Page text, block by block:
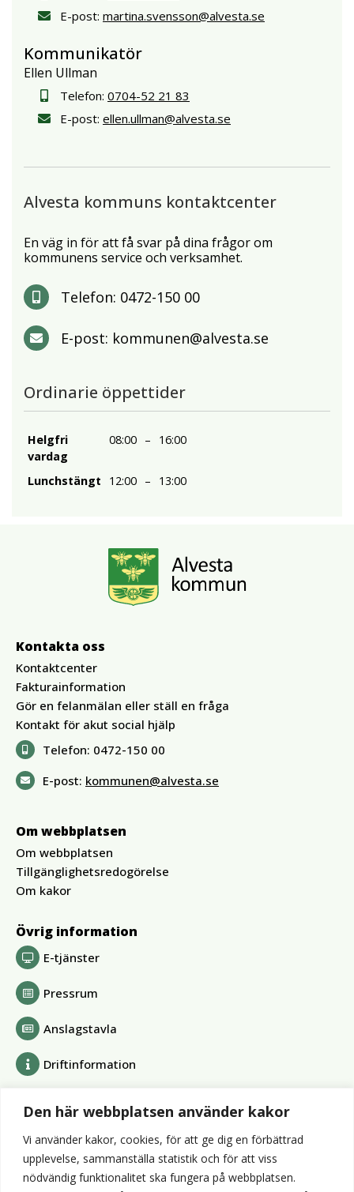
Den här webbplatsen använder kakor
Vi använder kakor, cookies, för att ge dig en förbättrad
upplevelse, sammanställa statistik och för att viss
nödvändig funktionalitet ska fungera på webbplatsen.
E-post: martina.svensson@alvesta.se
Kommunikatör
Ellen Ullman
Telefon: 0704-52 21 83
E-post: ellen.ullman@alvesta.se
Alvesta kommuns kontaktcenter
En väg in för att få svar på dina frågor om
kommunens service och verksamhet.
Telefon: 0472-150 00
E-post: kommunen@alvesta.se
Ordinarie öppettider
Helgfri
vardag
08:00 – 16:00
Lunchstängt 12:00 – 13:00
Kontakta oss
Kontaktcenter
Fakturainformation
Gör en felanmälan eller ställ en fråga
Kontakt för akut social hjälp
Telefon: 0472-150 00
E-post: kommunen@alvesta.se
Om webbplatsen
Om webbplatsen
Tillgänglighetsredogörelse
Om kakor
Övrig information
E-tjänster
Pressrum
Anslagstavla
Driftinformation
Alvesta Renhållnings AB
Alvesta Energi AB
AllboHus Bostad AB
Huseby bruk AB